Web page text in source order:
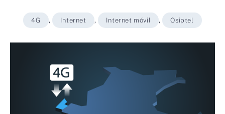
4G , Internet , Internet móvil , Osiptel